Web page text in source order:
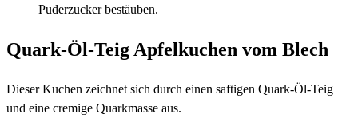
Puderzucker bestäuben.
Quark-Öl-Teig Apfelkuchen vom Blech
Dieser Kuchen zeichnet sich durch einen saftigen Quark-Öl-Teig
und eine cremige Quarkmasse aus.